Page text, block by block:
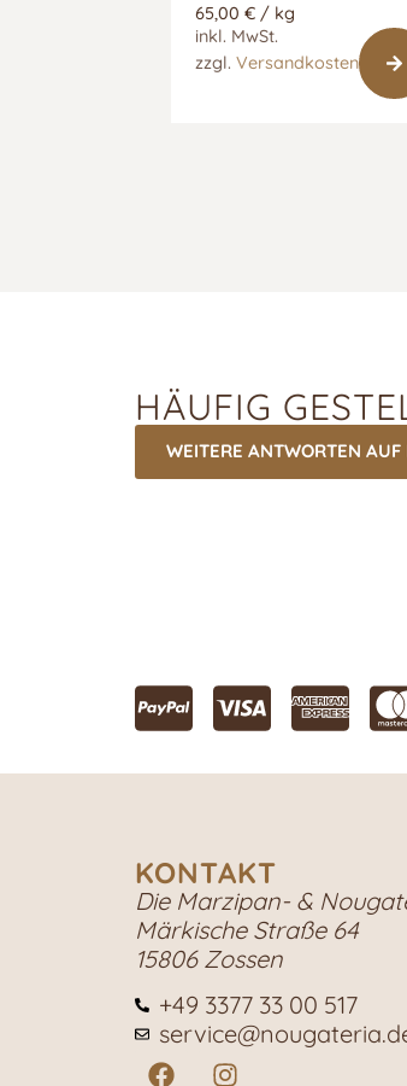
65,00 € / kg
inkl. MwSt.
zzgl. Versandkosten
HÄUFIG
WEITERE ANTWORTEN AUF
KONTAKT
Die Marzipan- &
Märkische Straße 64
15806 Zossen
+49 3377 33 00 517